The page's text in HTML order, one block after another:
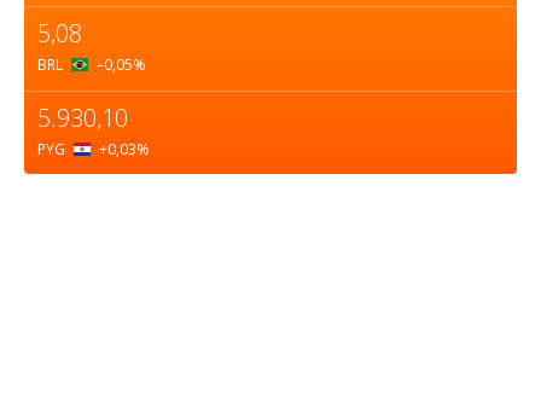
5,08
BRL –0,05%
5.930,10
PYG +0,03%